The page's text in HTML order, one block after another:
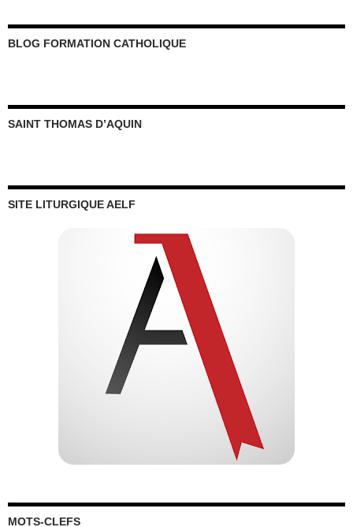
BLOG FORMATION CATHOLIQUE
SAINT THOMAS D’AQUIN
SITE LITURGIQUE AELF
MOTS-CLEFS